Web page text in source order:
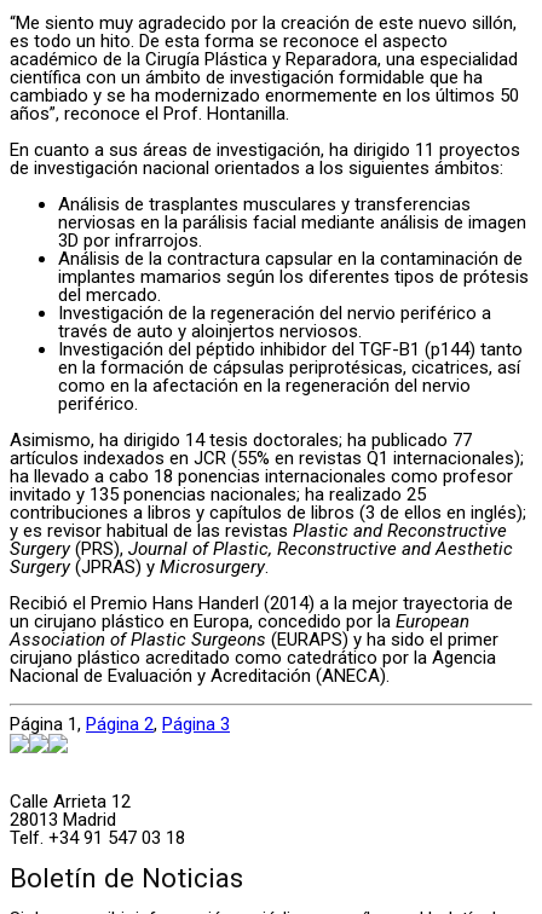
“Me siento muy agradecido por la creación de este nuevo sillón,
es todo un hito. De esta forma se reconoce el aspecto
académico de la Cirugía Plástica y Reparadora, una especialidad
científica con un ámbito de investigación formidable que ha
cambiado y se ha modernizado enormemente en los últimos 50
años”, reconoce el Prof. Hontanilla.
En cuanto a sus áreas de investigación, ha dirigido 11 proyectos
de investigación nacional orientados a los siguientes ámbitos:
Análisis de trasplantes musculares y transferencias
nerviosas en la parálisis facial mediante análisis de imagen
3D por infrarrojos.
Análisis de la contractura capsular en la contaminación de
implantes mamarios según los diferentes tipos de prótesis
del mercado.
Investigación de la regeneración del nervio periférico a
través de auto y aloinjertos nerviosos.
Investigación del péptido inhibidor del TGF-B1 (p144) tanto
en la formación de cápsulas periprotésicas, cicatrices, así
como en la afectación en la regeneración del nervio
periférico.
Asimismo, ha dirigido 14 tesis doctorales; ha publicado 77
artículos indexados en JCR (55% en revistas Q1 internacionales);
ha llevado a cabo 18 ponencias internacionales como profesor
invitado y 135 ponencias nacionales; ha realizado 25
contribuciones a libros y capítulos de libros (3 de ellos en inglés);
y es revisor habitual de las revistas Plastic and Reconstructive
Surgery(PRS), Journal of Plastic, Reconstructive and Aesthetic
Surgery(JPRAS) y Microsurgery.
Recibió el Premio Hans Handerl (2014) a la mejor trayectoria de
un cirujano plástico en Europa, concedido por la European
Association of Plastic Surgeons (EURAPS) y ha sido el primer
cirujano plástico acreditado como catedrático por la Agencia
Nacional de Evaluación y Acreditación (ANECA).
Página 1, Página 2, Página 3
Calle Arrieta 12
28013 Madrid
Telf. +34 91 547 03 18
Boletín de Noticias